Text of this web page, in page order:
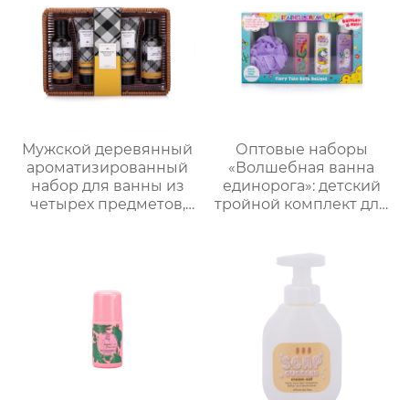
свежесть на весь день
| Летний must-have
без липкости
бомбочка для ванны
“Пятиконечная
звезда” 50 г и пенная
мочалка “Единорог”
для активной пены｜
фабрики
Мужской деревянный
ароматизированный
набор для ванны из
четырех предметов,
подарочная коробка
для ванны для
мужчин, подарок на
День отца , парню,
мужу
Оптовые наборы
«Волшебная ванна
единорога»: детский
тройной комплект для
мл гель/лосьон/
шампунь с ванильным
Поддержка нанесения
лого, прямые
поставки с завода